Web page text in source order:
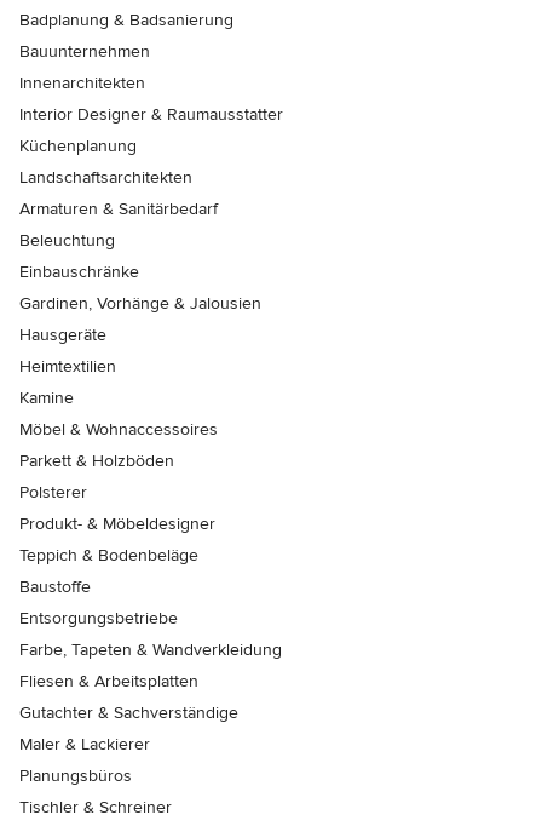
Badplanung & Badsanierung
Bauunternehmen
Innenarchitekten
Interior Designer & Raumausstatter
Küchenplanung
Landschaftsarchitekten
Armaturen & Sanitärbedarf
Beleuchtung
Einbauschränke
Gardinen, Vorhänge & Jalousien
Hausgeräte
Heimtextilien
Kamine
Möbel & Wohnaccessoires
Parkett & Holzböden
Polsterer
Produkt- & Möbeldesigner
Teppich & Bodenbeläge
Baustoffe
Entsorgungsbetriebe
Farbe, Tapeten & Wandverkleidung
Fliesen & Arbeitsplatten
Gutachter & Sachverständige
Maler & Lackierer
Planungsbüros
Tischler & Schreiner